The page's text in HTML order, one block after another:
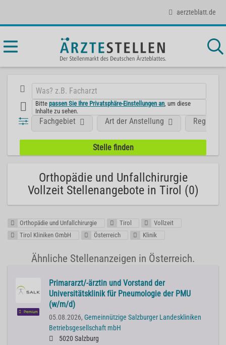
aerzteblatt.de
Bittepassen Sie Ihre Privatsphäre-Einstellungen an , um diese
Inhalte zu sehen.
Fachgebiet Art der Anstellung Region
Orthopädie und Unfallchirurgie
Vollzeit Stellenangebote in Tirol (0)
Orthopädie und Unfallchirurgie Tirol
Vollzeit
Tirol Kliniken GmbH
Österreich Klinik
Ähnliche Stellenanzeigen in Österreich.
Premium
Primararzt/-ärztin und Vorstand der
Universitätsklinik für Pneumologie der PMU
(w/m/d)
05.08.2026, Gemeinnützige Salzburger Landeskliniken
Betriebsgesellschaft mbH
5020 Salzburg